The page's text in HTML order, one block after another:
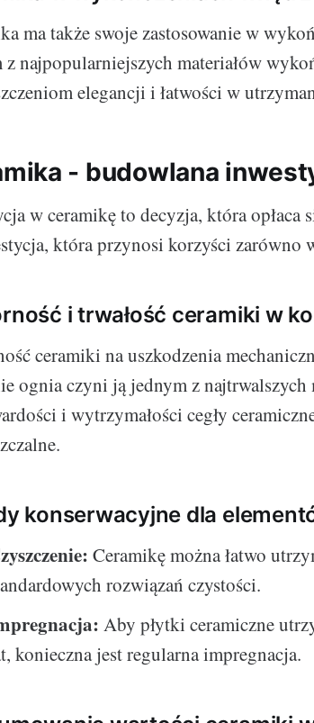
ma także swoje zastosowanie w
z najpopularniejszych materiałów
elegancji i łatwości w
- budowlana
w ceramikę to decyzja, która
która przynosi korzyści zarówno
i trwałość ceramiki w
ceramiki na uszkodzenia
ognia czyni ją jednym z
i wytrzymałości cegły
konserwacyjne dla
Ceramikę można łatwo
rozwiązań czystości.
Aby płytki ceramiczne
konieczna jest regularna impregnacja.